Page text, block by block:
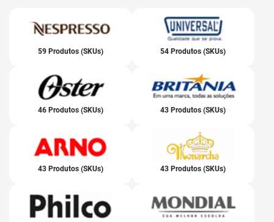
59 Produtos (SKUs) 54 Produtos (SKUs)
46 Produtos (SKUs) 43 Produtos (SKUs)
43 Produtos (SKUs) 43 Produtos (SKUs)